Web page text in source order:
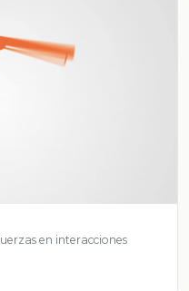
en interacciones